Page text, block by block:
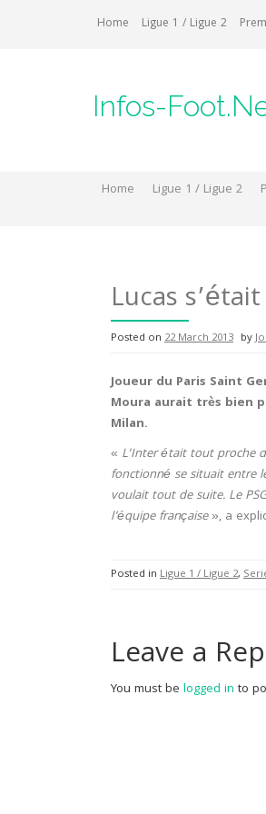
Home Ligue 1 / Ligue 2
Infos-
Home Ligue 1 / Ligue 2
Lucas
Posted on 22 March 2013 by
Joueur du Paris Saint
Moura aurait très bien
Milan.
« L’Inter était tout proche
fonctionné se situait entre
voulait tout de suite. Le
l’équipe française», a
Posted in Ligue 1 / Ligue 2,
Leave a
You must be logged in to